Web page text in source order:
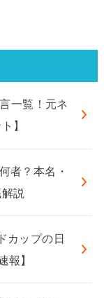
一覧！元ネ
】
者？本名・
説
カップの日
報】